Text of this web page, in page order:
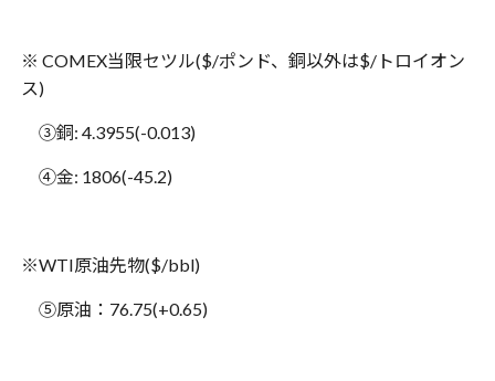
※ COMEX当限セツル($/ポンド、銅以外は$/トロイオン
ス)
③銅: 4.3955(-0.013)
④金: 1806(-45.2)
※WTI原油先物($/bbl)
⑤原油： 76.75(+0.65)